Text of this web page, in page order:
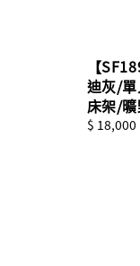
【
迪灰/
床架/
Regular
$ 18,000